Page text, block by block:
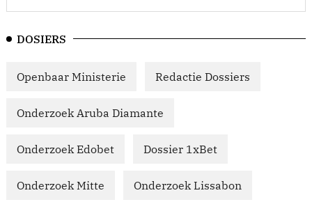
DOSIERS
Openbaar Ministerie Redactie Dossiers
Onderzoek Aruba Diamante
Onderzoek Edobet Dossier 1xBet
Onderzoek Mitte Onderzoek Lissabon